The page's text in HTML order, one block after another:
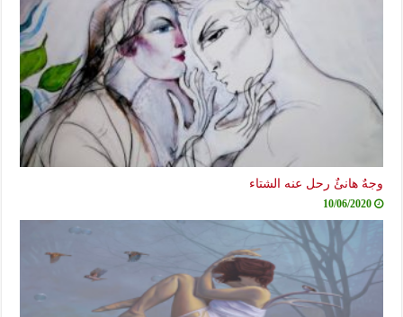
وجهٌ هانئٌ رحل عنه الشتاء
10/06/2020